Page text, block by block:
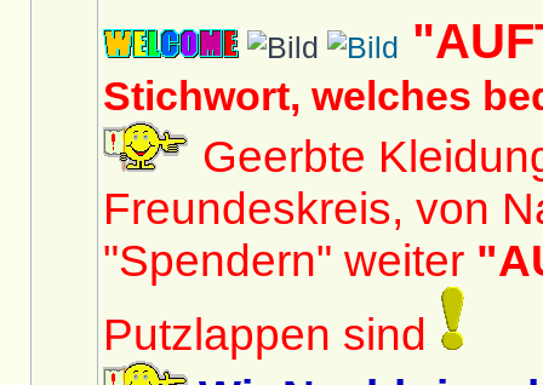
Stichwort, welches
Geerbte
Freundeskreis, von
"Spendern" weiter
Putzlappen sind